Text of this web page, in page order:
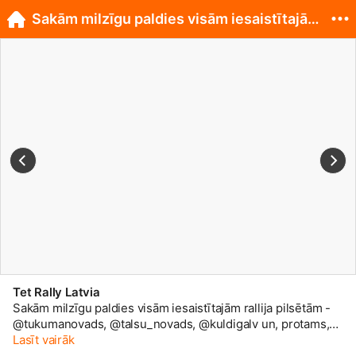
Tet Rally Latvia
Sakām milzīgu paldies visām iesaistītajām rallija pilsētām -
@tukumanovads, @talsu_novads, @kuldigalv un, protams,
rallija galvaspilsētai @liepajalv. Mums ir liels prieks, ka arī
Lasīt vairāk
Sakām milzīgu paldies visām iesaistītajām ralli...